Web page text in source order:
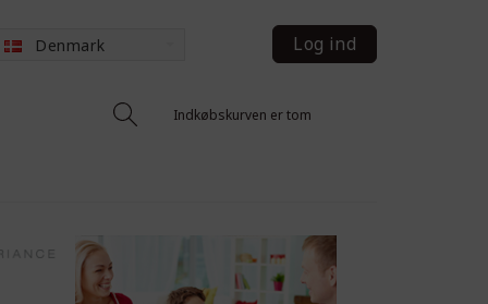
Denmark Log ind
Indkøbskurven er tom